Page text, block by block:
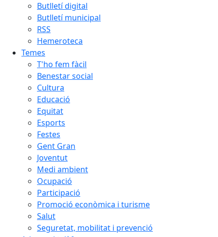
Butlletí digital
Butlletí municipal
RSS
Hemeroteca
Temes
T'ho fem fàcil
Benestar social
Cultura
Educació
Equitat
Esports
Festes
Gent Gran
Joventut
Medi ambient
Ocupació
Participació
Promoció econòmica i turisme
Salut
Seguretat, mobilitat i prevenció